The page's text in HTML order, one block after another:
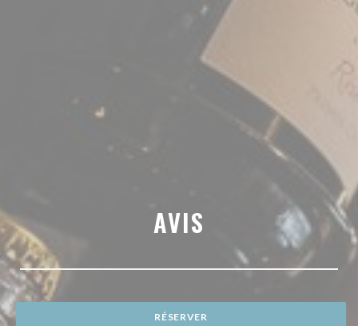
AVIS
RÉSERVER